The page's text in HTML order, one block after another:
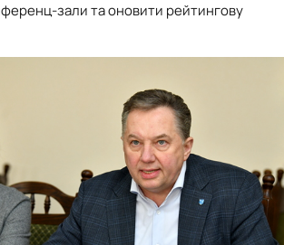
зали та оновити рейтингову